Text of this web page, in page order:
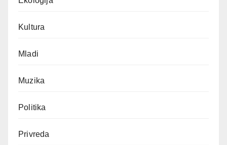
Kultura
Mladi
Muzika
Politika
Privreda